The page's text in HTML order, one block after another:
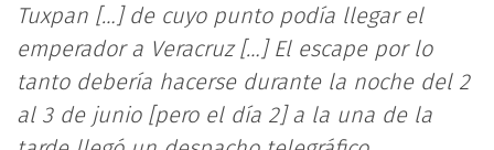
Tuxpan […] de cuyo punto podía llegar el
emperador a Veracruz […] El escape por lo
tanto debería hacerse durante la noche del 2
al 3 de junio [pero el día 2] a la una de la